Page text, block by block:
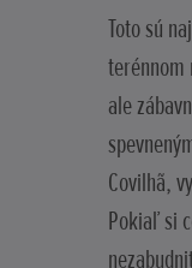
Toto sú
terénnom
ale
Covilhã,
Pokiaľ si